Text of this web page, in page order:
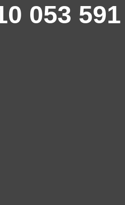
053 591